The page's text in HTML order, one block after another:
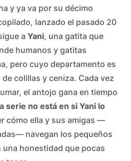
y ya va por su décimo
lanzado el pasado 20
a Yani, una gatita que
humanos y gatitas
pero cuyo departamento es
colillas y ceniza. Cada vez
el antojo gana en tiempo
serie no está en si Yani lo
cómo ella y sus amigas —
navegan los pequeños
una honestidad que pocas